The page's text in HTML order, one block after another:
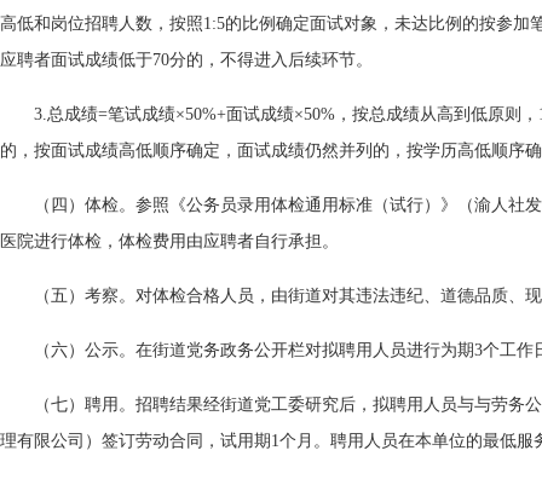
高低和岗位招聘人数，按照1:5的比例确定面试对象，未达比例的按参加
应聘者面试成绩低于70分的，不得进入后续环节。
3.总成绩=笔试成绩×50%+面试成绩×50%，按总成绩从高到低原则
的，按面试成绩高低顺序确定，面试成绩仍然并列的，按学历高低顺序
（四）体检。参照《公务员录用体检通用标准（试行）》（渝人社
医院进行体检，体检费用由应聘者自行承担。
（五）考察。对体检合格人员，由街道对其违法违纪、道德品质、
（六）公示。在街道党务政务公开栏对拟聘用人员进行为期3个工作
（七）聘用。招聘结果经街道党工委研究后，拟聘用人员与与劳务
理有限公司）签订劳动合同，试用期1个月。聘用人员在本单位的最低服